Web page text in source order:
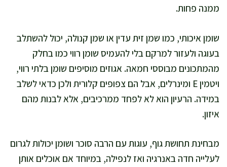
ממנה פחות.
שומן איכותי, כמו שמן זית עדין או שמן קנולה, יכול להשתלב
בעוגה ולעזור למרקם בלי להעמיס שומן רווי כמו בחלק
מהמתכונים מבוססי חמאה. אגוזים מוסיפים שומן בלתי רווי,
ויטמין E ומינרלים, אבל הם צפופים קלורית ולכן כדאי לשלב
במידה. הרעיון הוא לא לפחד ממרכיבים, אלא לבנות מהם
איזון.
מבחינת תחושת גוף, עוגות עם הרבה סוכר ושומן יכולות לגרום
לעלייה חדה באנרגיה ואז לנפילה, במיוחד אם אוכלים אותן